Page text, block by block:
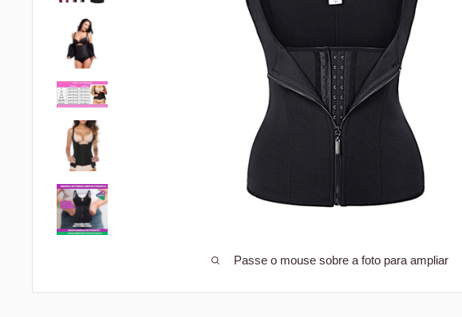
Passe o mouse sobre a foto para ampliar